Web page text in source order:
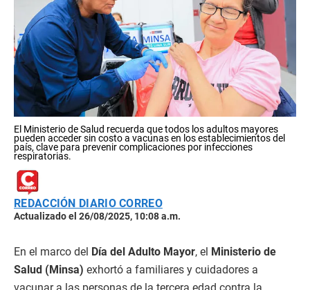
El Ministerio de Salud recuerda que todos los adultos mayores
pueden acceder sin costo a vacunas en los establecimientos del
país, clave para prevenir complicaciones por infecciones
respiratorias.
REDACCIÓN DIARIO CORREO
Actualizado el 26/08/2025, 10:08 a.m.
En el marco del Día del Adulto Mayor, el Ministerio de
Salud (Minsa) exhortó a familiares y cuidadores a